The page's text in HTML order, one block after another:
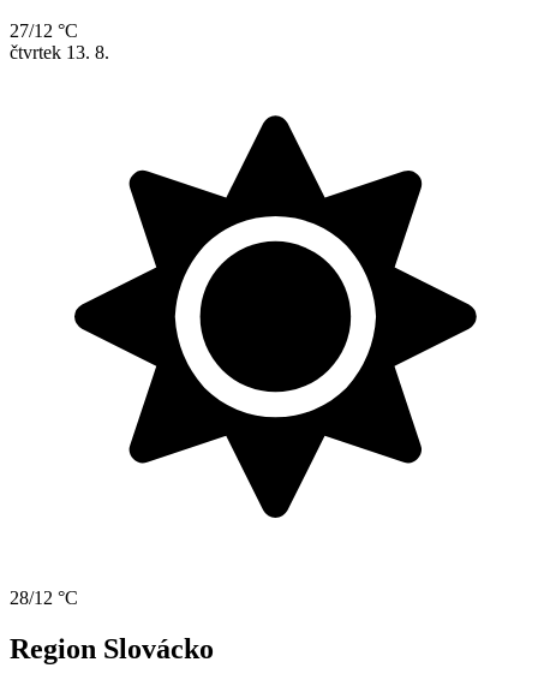
27/12 °C
čtvrtek 13. 8.
28/12 °C
Region Slovácko